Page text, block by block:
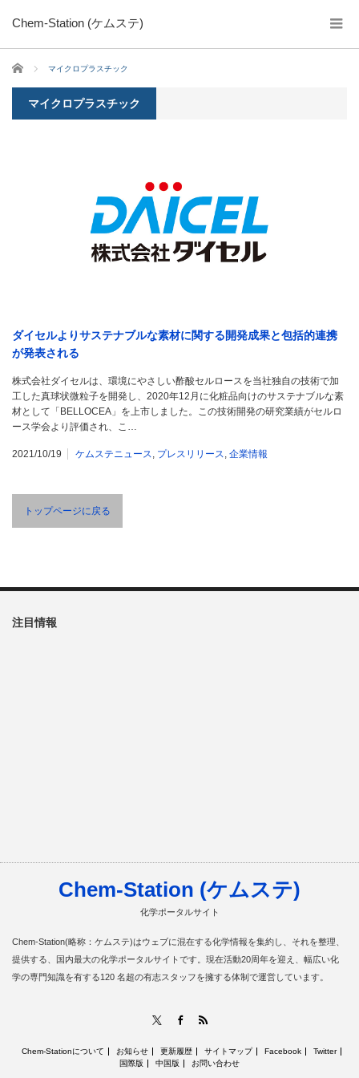
Chem-Station (ケムステ)
ホーム マイクロプラスチック
マイクロプラスチック
ダイセルよりサステナブルな素材に関する開発成果と包括的連携
が発表される
株式会社ダイセルは、環境にやさしい酢酸セルロースを当社独自の技術で加
工した真球状微粒子を開発し、2020年12月に化粧品向けのサステナブルな素
材として「BELLOCEA」を上市しました。この技術開発の研究業績がセルロ
ース学会より評価され、こ…
2021/10/19 ケムステニュース, プレスリリース, 企業情報
トップページに戻る
注目情報
Chem-Station (ケムステ)
化学ポータルサイト
Chem-Station(略称：ケムステ)はウェブに混在する化学情報を集約し、それを整理、
提供する、国内最大の化学ポータルサイトです。現在活動20周年を迎え、幅広い化
学の専門知識を有する120 名超の有志スタッフを擁する体制で運営しています。
Facebook
Chem-Stationについて お知らせ 更新履歴 サイトマップ Facebook
Twitter
国際版
中国版 お問い合わせ